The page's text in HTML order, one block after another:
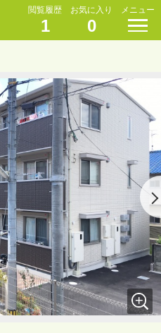
閲覧履歴
1
お気に入り
0
メニュー